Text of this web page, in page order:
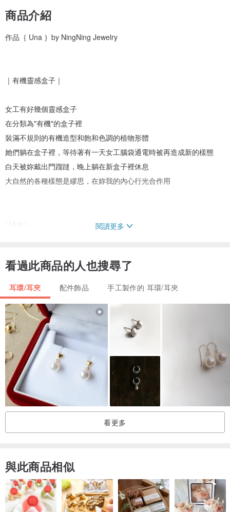
商品介紹
作品｛ Una ｝by NingNing Jewelry
｜有機靈感盒子｜
女工有好幾個靈感盒子
在分類為"有機"的盒子裡
裝滿不規則的有機造型和飽和色調的植物形體
她們躺在盒子裡，等待著有一天女工腦袋通電時被再造成新的樣態
白天被妳戴出門蹓躂，晚上躺在新盒子裡休息
大自然的各種樣態是繆思，在妳我的內心行光合作用
| Una | -
各種細節安排，ㄧ瓣一瓣手工捏塑，讓作品整體輕盈如花
無論休閒或是華麗，出門別忘記戴上Una
花瓣之間交錯旋轉，在妳耳邊變換風景
｜材質｜
抗過敏醫療鋼針
義大利Buttero植鞣皮革 / 黃銅
本作品不提供改夾服務
手工製作請細心照顧
謝謝妳喜歡！
閱讀更多
看過此商品的人也搜尋了
耳環/耳夾 配件飾品 手工製作的 耳環/耳夾
看更多
與此商品相似